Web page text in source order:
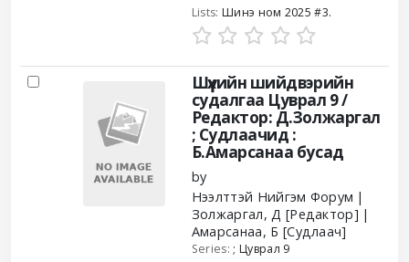
Lists: Шинэ ном 2025 #3.
Шүүхийн шийдвэрийн
судалгаа Цуврал 9 /
Редактор: Д.Золжаргал
; Судлаачид :
Б.Амарсанаа бусад
by
Нээлттэй Нийгэм Форум
Золжаргал, Д [Редактор]
Амарсанаа, Б [Судлаач]
Series: ; Цуврал 9